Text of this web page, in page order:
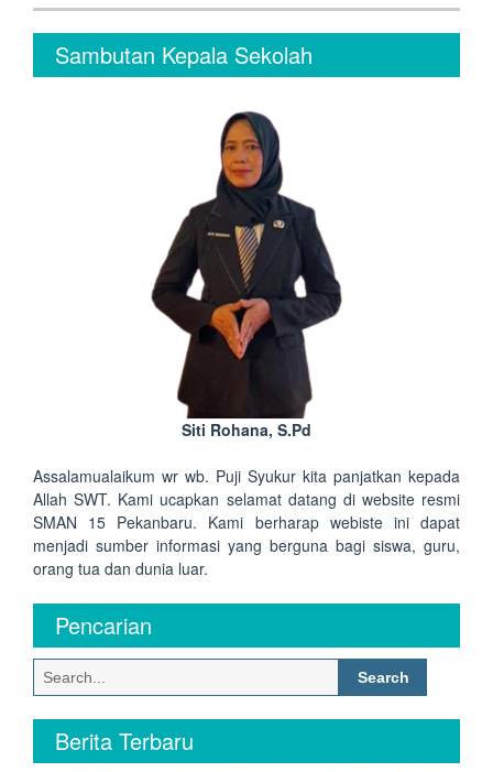
Sambutan Kepala Sekolah
Siti Rohana, S.Pd
Assalamualaikum wr wb. Puji Syukur kita panjatkan kepada
Allah SWT. Kami ucapkan selamat datang di website resmi
SMAN 15 Pekanbaru. Kami berharap webiste ini dapat
menjadi sumber informasi yang berguna bagi siswa, guru,
orang tua dan dunia luar.
Pencarian
Search
for:
Berita Terbaru